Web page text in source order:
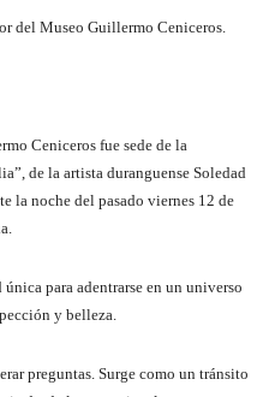
del Museo Guillermo Ceniceros.
Ceniceros fue sede de la
de la artista duranguense Soledad
la noche del pasado viernes 12 de
para adentrarse en un universo
y belleza.
preguntas. Surge como un tránsito